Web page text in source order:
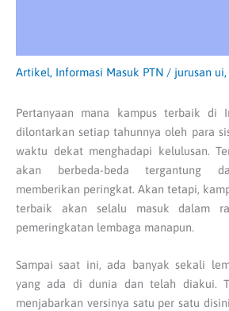
Artikel, Informasi Masuk PTN / jurusan ui,
Pertanyaan mana kampus terbaik di
dilontarkan setiap tahunnya oleh para
waktu dekat menghadapi kelulusan.
akan berbeda-beda tergantung
memberikan peringkat. Akan tetapi,
terbaik akan selalu masuk dalam
pemeringkatan lembaga manapun.
Sampai saat ini, ada banyak sekali
yang ada di dunia dan telah diakui.
menjabarkan versinya satu per satu